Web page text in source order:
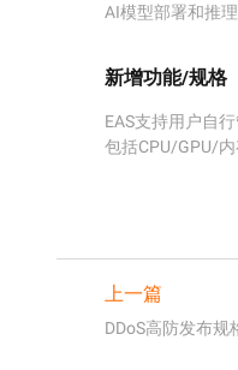
AI模型部署和推
新增功能/规格
EAS支持用户自
包括CPU/GPU/
上一篇
DDoS高防发布规